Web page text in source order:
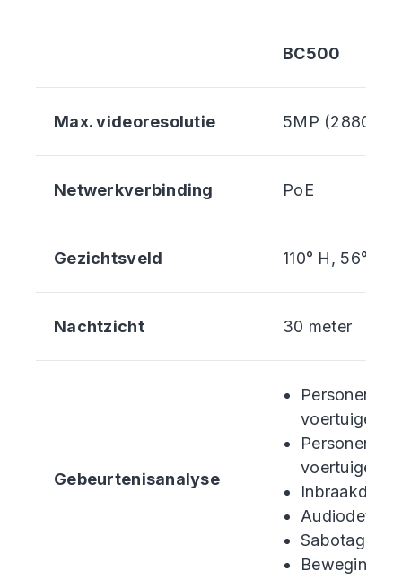
BC500
Max. videoresolutie 5MP
Netwerkverbinding PoE
Gezichtsveld 110° H, 56° V,
Nachtzicht 30 meter
Gebeurtenisanalyse
Personen-
Personen en